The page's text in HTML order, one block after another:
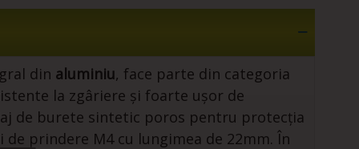
din aluminiu, face parte din categoria
la zgâriere și foarte ușor de
de burete sintetic poros pentru protecția
prindere M4 cu lungimea de 22mm. În